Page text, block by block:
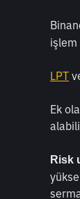
LPT
Ek
Risk